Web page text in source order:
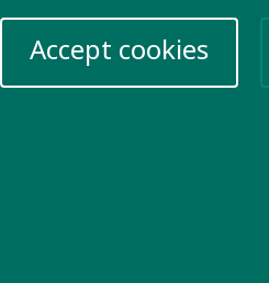
Accept cookies
Más información